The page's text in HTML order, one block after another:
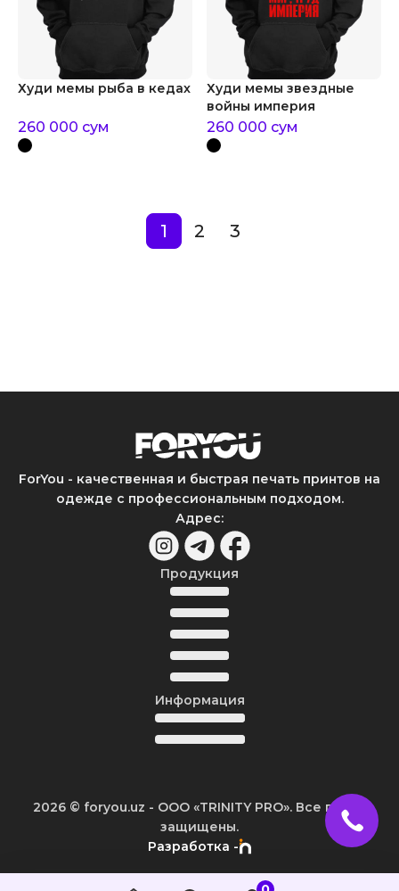
Худи мемы рыба в кедах
260 000 сум
Худи мемы звездные
войны империя
260 000 сум
1 2 3
ForYou - качественная и быстрая печать принтов на
одежде с профессиональным подходом.
Адрес:
Продукция
Информация
2026 © foryou.uz - ООО «TRINITY PRO». Все права
защищены.
Разработка -